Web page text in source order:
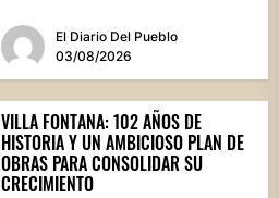
El Diario Del Pueblo
03/08/2026
VILLA FONTANA: 102 AÑOS DE
HISTORIA Y UN AMBICIOSO PLAN DE
OBRAS PARA CONSOLIDAR SU
CRECIMIENTO